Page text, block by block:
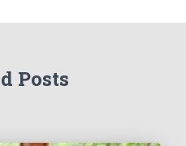
Posts